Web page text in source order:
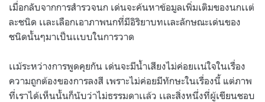
เมื่อกลับจากการสำรวจนก เด่นจะค้นหาข้อมูลเพิ่มเติมของนกเเต่
ละชนิด เเละเลือกเอาภาพนกที่มีอิริยาบทเเละลักษณะเด่นของ
ชนิดนั้นๆมาเป็นเเบบในการวาด
เเม้ระหว่างการพูดคุยกัน เด่นจะมีน้ำเสียงไม่ค่อยเเน่ใจในเรื่อง
ความถูกต้องของการลงสี เพราะไม่ค่อยมีทักษะในเรื่องนี้ แต่ภาพ
ที่เราได้เห็นนั้นก็นับว่าไม่ธรรมดาเเล้ว เเละสิ่งหนึ่งที่ผู้เขียนชอบ